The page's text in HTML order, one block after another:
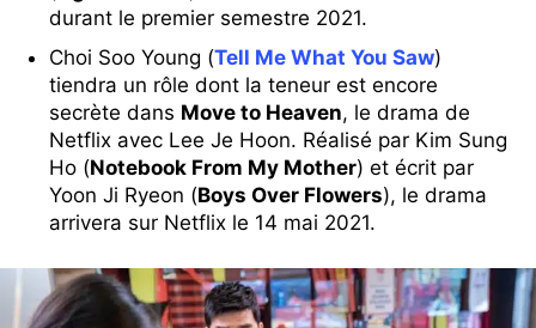
durant le premier semestre 2021.
Choi Soo Young (Tell Me What You Saw)
tiendra un rôle dont la teneur est encore
secrète dans Move to Heaven, le drama de
Netflix avec Lee Je Hoon. Réalisé par Kim Sung
Ho (Notebook From My Mother) et écrit par
Yoon Ji Ryeon (Boys Over Flowers), le drama
arrivera sur Netflix le 14 mai 2021.